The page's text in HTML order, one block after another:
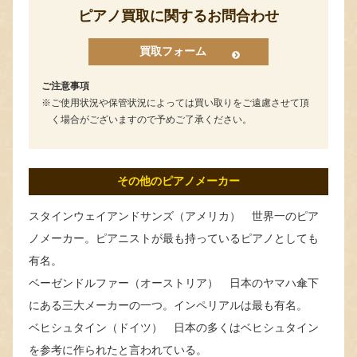
ピアノ買取に関するお問合わせ
買取フォーム
ご注意事項
ご使用状況や保管状況によっては買い取りをご遠慮させて頂
く場合がございますので予めご了承ください。
その他のピアノメーカー
スタインウェイアンドサンズ（アメリカ） 世界一のピア
ノメーカー。ピアニストが最も持っているピアノとしても
有名。
ベーゼンドルファー（オーストリア） 日本のヤマハ傘下
にある三大メーカーの一つ。インペリアルは最も有名。
ベヒシュタイン（ドイツ） 日本の多くはベヒシュタイン
を参考に作られたと言われている。